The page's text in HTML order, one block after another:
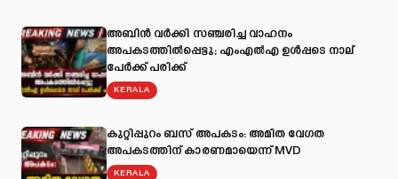
അബിന്‍ വര്‍ക്കി സഞ്ചരിച്ച വാഹനം
അപകടത്തില്‍പ്പെട്ടു; എംഎല്‍എ ഉള്‍പ്പടെ നാല്
പേര്‍ക്ക് പരിക്ക്
KERALA
കുറ്റിപ്പുറം ബസ് അപകടം: അമിത വേഗത
അപകടത്തിന് കാരണമായെന്ന് MVD
KERALA